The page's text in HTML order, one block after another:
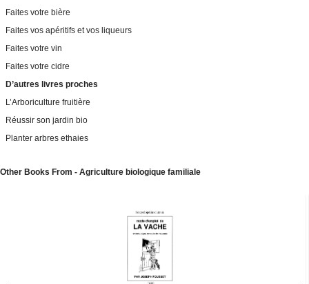
Faites votre bière
Faites vos apéritifs et vos liqueurs
Faites votre vin
Faites votre cidre
D’autres livres proches
L’Arboriculture fruitière
Réussir son jardin bio
Planter arbres ethaies
Other Books From - Agriculture biologique familiale